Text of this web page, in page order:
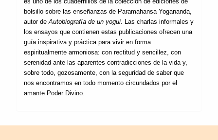
bolsillo sobre las enseñanzas de Paramahansa Yogananda,
autor de Autobiografía de un yogui. Las charlas informales y
los ensayos que contienen estas publicaciones ofrecen una
guía inspirativa y práctica para vivir en forma
espiritualmente armoniosa: con rectitud y sencillez, con
serenidad ante las aparentes contradicciones de la vida y,
sobre todo, gozosamente, con la seguridad de saber que
nos encontramos en todo momento circundados por el
amante Poder Divino.